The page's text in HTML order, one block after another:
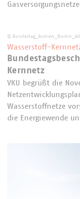
©
Wasserstoff-
Kernnetz
VKU begrüßt die
Wasserstoffnetze
die Energiewende